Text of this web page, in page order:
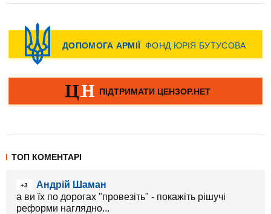
ТОП КОМЕНТАРІ
+3
Андрій Шаман
а ви їх по дорогах "провезіть" - покажіть рішучі
реформи наглядно...